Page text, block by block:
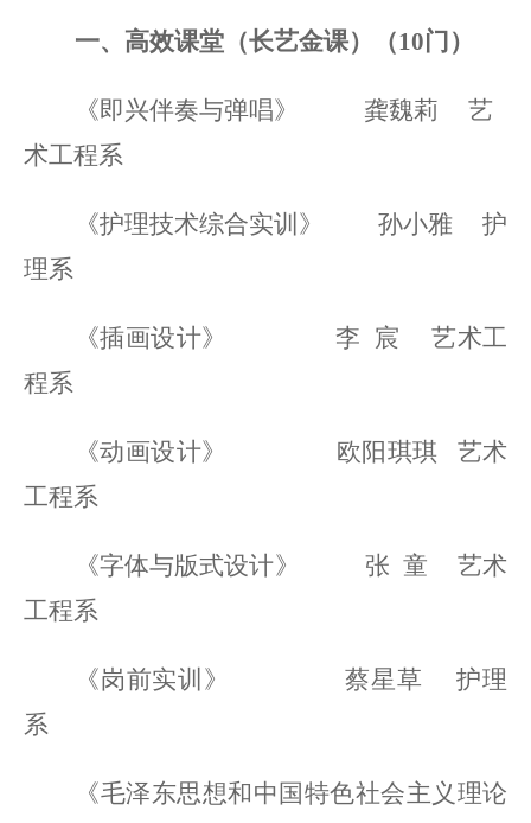
一、高效课堂（长艺金课）（10门）
《即兴伴奏与弹唱》 龚魏莉
艺
术工程系
《护理技术综合实训》 孙小雅
护
理系
《插画设计》 李 宸
艺术工
程系
《动画设计》 欧阳琪琪
艺术
工程系
《字体与版式设计》 张 童
艺术
工程系
《岗前实训》 蔡星草
护理
系
《毛泽东思想和中国特色社会主义理论